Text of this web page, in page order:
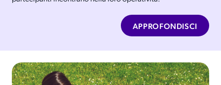
APPROFONDISCI